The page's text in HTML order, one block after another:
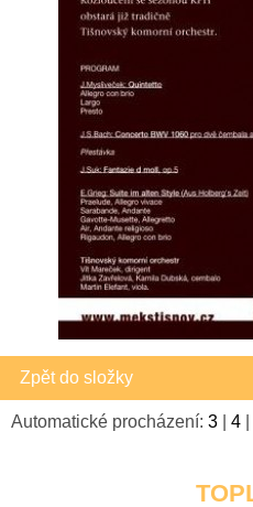
Zpět do složky
Automatické procházení: 3 4